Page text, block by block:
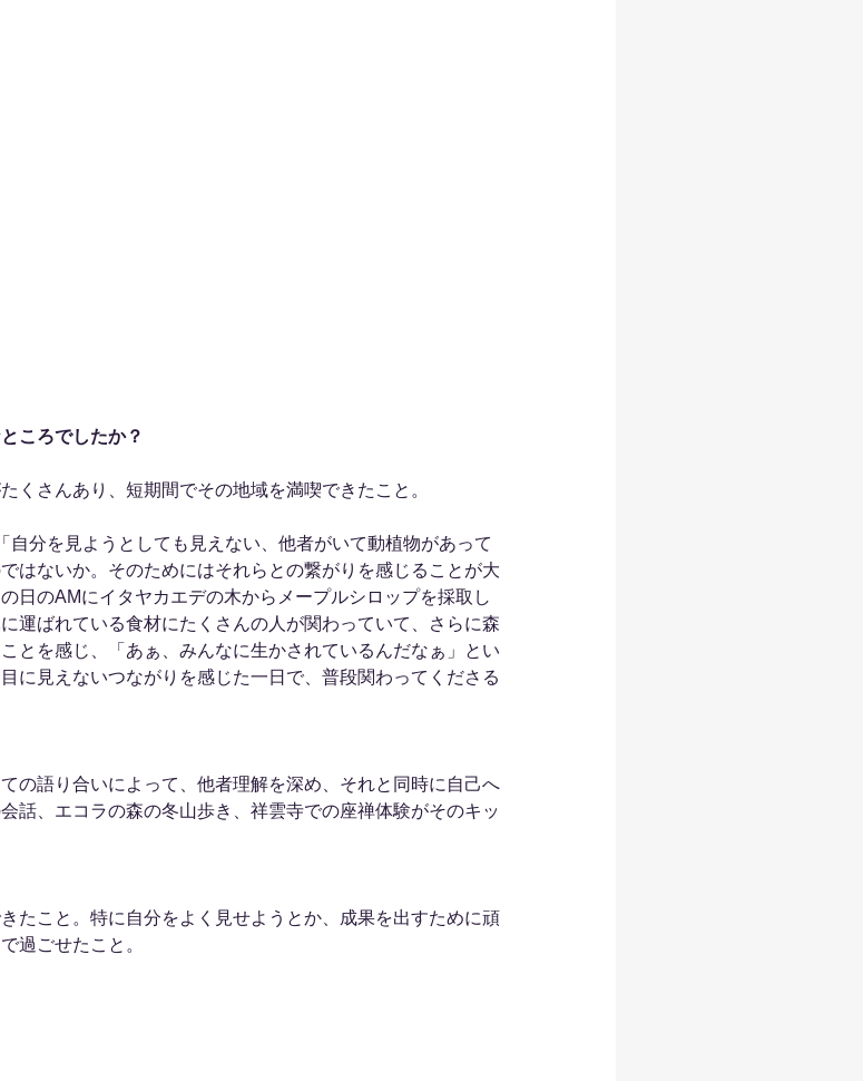
ころでしたか？
くさんあり、短期間でその地域を満喫できたこと。
自分を見ようとしても見えない、他者がいて動植物があって
はないか。そのためにはそれらとの繋がりを感じることが大
日のAMにイタヤカエデの木からメープルシロップを採取し
運ばれている食材にたくさんの人が関わっていて、さらに森
とを感じ、「あぁ、みんなに生かされているんだなぁ」とい
に見えないつながりを感じた一日で、普段関わってくださる
の語り合いによって、他者理解を深め、それと同時に自己へ
話、エコラの森の冬山歩き、祥雲寺での座禅体験がそのキッ
たこと。特に自分をよく見せようとか、成果を出すために頑
過ごせたこと。